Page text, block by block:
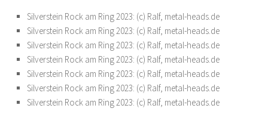
Silverstein Rock am Ring 2023: (c) Ralf, metal-heads.de
Silverstein Rock am Ring 2023: (c) Ralf, metal-heads.de
Silverstein Rock am Ring 2023: (c) Ralf, metal-heads.de
Silverstein Rock am Ring 2023: (c) Ralf, metal-heads.de
Silverstein Rock am Ring 2023: (c) Ralf, metal-heads.de
Silverstein Rock am Ring 2023: (c) Ralf, metal-heads.de
Silverstein Rock am Ring 2023: (c) Ralf, metal-heads.de